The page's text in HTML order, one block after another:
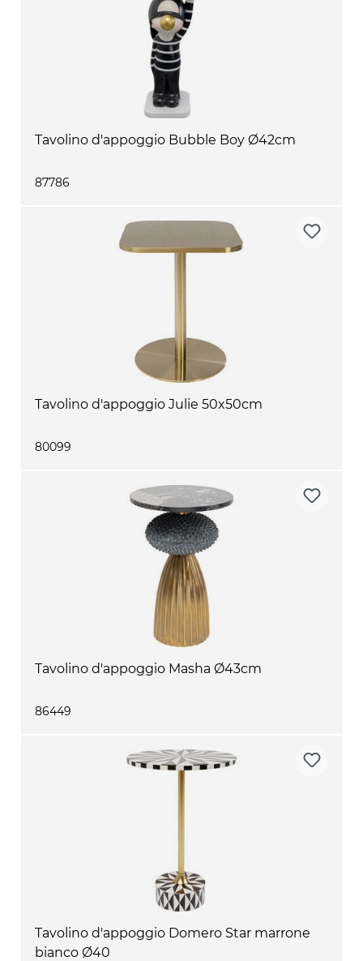
Tavolino d'appoggio Bubble Boy Ø42cm
87786
Tavolino d'appoggio Julie 50x50cm
80099
Tavolino d'appoggio Masha Ø43cm
86449
Tavolino d'appoggio Domero Star marrone
bianco Ø40